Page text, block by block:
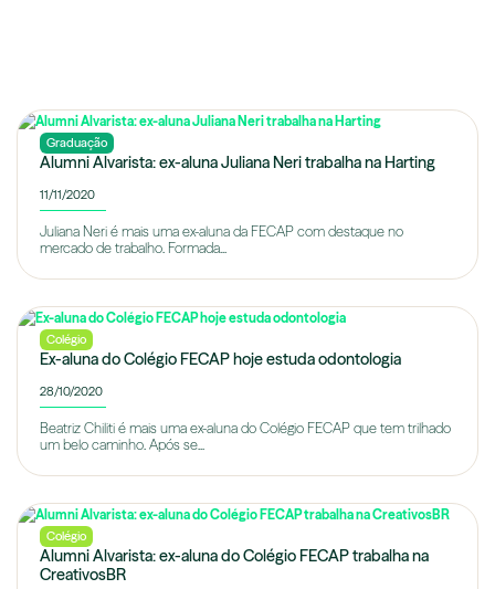
Graduação
Alumni Alvarista: ex-aluna Juliana Neri trabalha na Harting
11/11/2020
Juliana Neri é mais uma ex-aluna da FECAP com destaque no
mercado de trabalho. Formada...
Colégio
Ex-aluna do Colégio FECAP hoje estuda odontologia
28/10/2020
Beatriz Chiliti é mais uma ex-aluna do Colégio FECAP que tem trilhado
um belo caminho. Após se...
Colégio
Alumni Alvarista: ex-aluna do Colégio FECAP trabalha na
CreativosBR